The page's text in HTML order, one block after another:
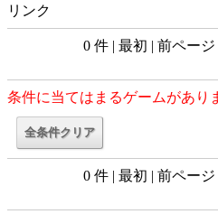
リンク
0 件 | 最初 | 前ペー
条件に当てはまるゲームがあり
0 件 | 最初 | 前ペー